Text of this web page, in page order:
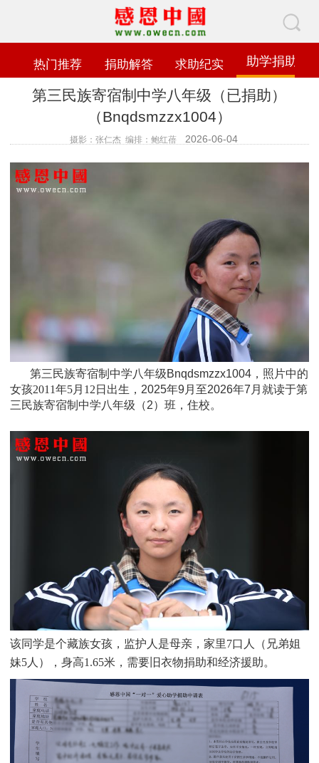
热门推荐 捐助解答 求助纪实 助学捐助
第三民族寄宿制中学八年级（已捐助）
（Bnqdsmzzx1004）
摄影：张仁杰 编排：鲍红蓓 2026-06-04
第三民族寄宿制中学八年级Bnqdsmzzx1004，照片中的
女孩2011年5月12日 出生， 2025年9月至2026年7月就读于第
三民族寄宿制中学八年级 （2）班 ，住校。
该同学是个藏族女孩，监护人是母亲，家里7口人（兄弟姐
妹5人），身高1.65米，需要旧衣物捐助和经济援助。